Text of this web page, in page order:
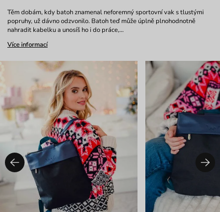
Těm dobám, kdy batoh znamenal neforemný sportovní vak s tlustými
popruhy, už dávno odzvonilo. Batoh teď může úplně plnohodnotně
nahradit kabelku a unosíš ho i do práce,…
Více informací